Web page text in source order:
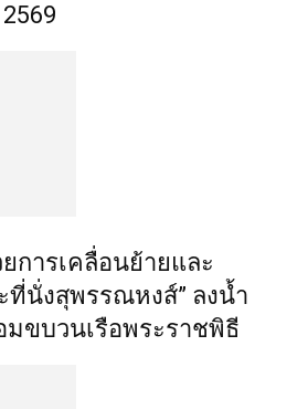
การเคลื่อนย้ายและ
ที่นั่งสุพรรณหงส์” ลงน้ำ
มขบวนเรือพระราชพิธี